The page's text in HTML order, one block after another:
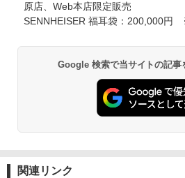
原店、Web本店限定販売
SENNHEISER 福耳袋：200,000円
Google 検索で当サイトの記事
関連リンク